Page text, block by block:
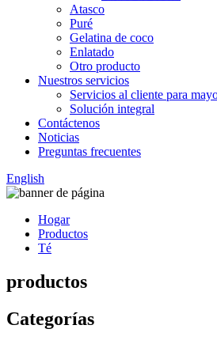
Atasco
Puré
Gelatina de coco
Enlatado
Otro producto
Nuestros servicios
Servicios al cliente para
Solución integral
Contáctenos
Noticias
Preguntas frecuentes
English
Hogar
Productos
Té
productos
Categorías